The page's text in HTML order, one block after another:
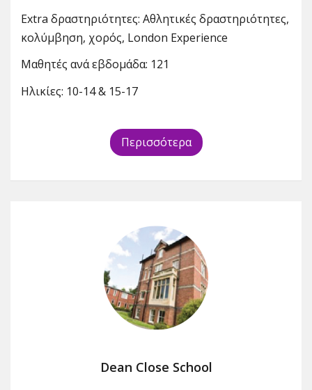
Extra δραστηριότητες: Αθλητικές δραστηριότητες,
κολύμβηση, χορός, London Experience
Μαθητές ανά εβδομάδα: 121
Ηλικίες: 10-14 & 15-17
Περισσότερα
Dean Close School